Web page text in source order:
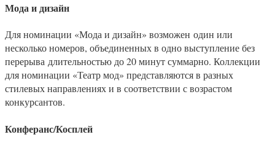
Мода и дизайн
Для номинации «Мода и дизайн» возможен один или
несколько номеров, объединенных в одно выступление без
перерыва длительностью до 20 минут суммарно. Коллекции
для номинации «Театр мод» представляются в разных
стилевых направлениях и в соответствии с возрастом
конкурсантов.
Конферанс/Косплей